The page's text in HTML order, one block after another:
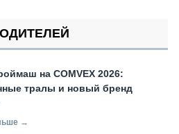
на COMVEX 2026:
тралы и новый бренд
→